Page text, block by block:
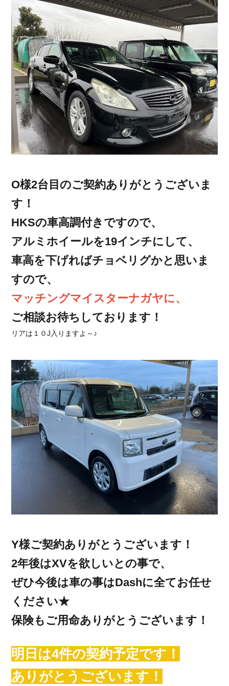
O様2台目のご契約ありがとうございま
す！
HKSの車高調付きですので、
アルミホイールを19インチにして、
車高を下げればチョベリグかと思いま
すので、
マッチングマイスターナガヤに、
ご相談お待ちしております！
リアは１０J入りますよ～♪
Y様ご契約ありがとうございます！
2年後はXVを欲しいとの事で、
ぜひ今後は車の事はDashに全てお任せ
ください★
保険もご用命ありがとうございます！
明日は4件の契約予定です！
ありがとうございます！